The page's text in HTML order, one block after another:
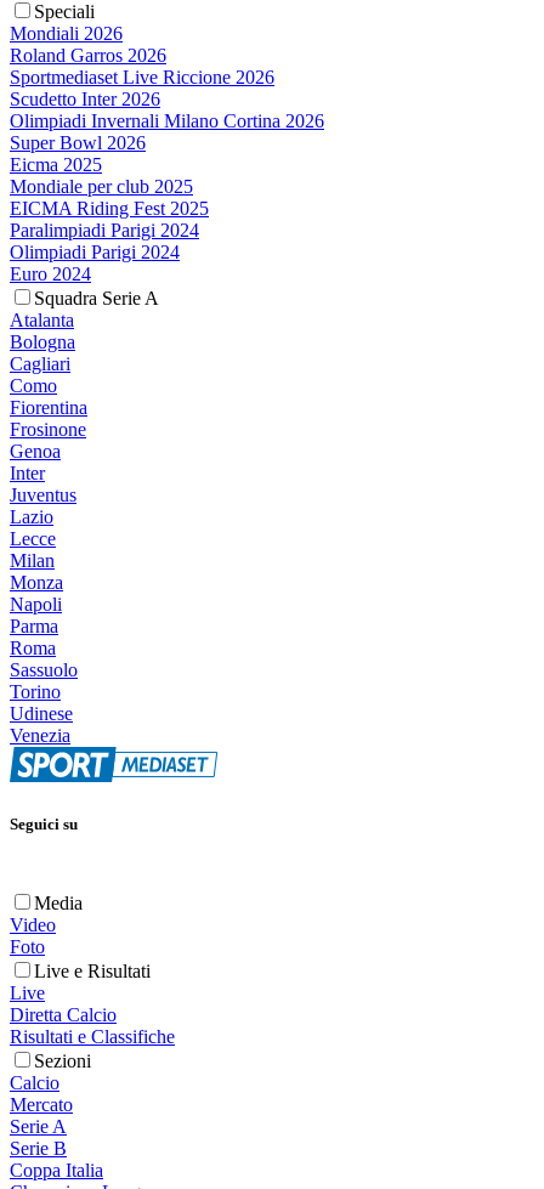
Speciali
Mondiali 2026
Roland Garros 2026
Sportmediaset Live Riccione 2026
Scudetto Inter 2026
Olimpiadi Invernali Milano Cortina 2026
Super Bowl 2026
Eicma 2025
Mondiale per club 2025
EICMA Riding Fest 2025
Paralimpiadi Parigi 2024
Olimpiadi Parigi 2024
Euro 2024
Squadra Serie A
Atalanta
Bologna
Cagliari
Como
Fiorentina
Frosinone
Genoa
Inter
Juventus
Lazio
Lecce
Milan
Monza
Napoli
Parma
Roma
Sassuolo
Torino
Udinese
Venezia
Seguici su
Media
Video
Foto
Live e Risultati
Live
Diretta Calcio
Risultati e Classifiche
Sezioni
Calcio
Mercato
Serie A
Serie B
Coppa Italia